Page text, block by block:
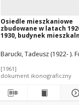
Osiedle mieszkaniowe
zbudowane w latach
1930, budynek
widok od strony ulicy,
Amsterdam, Niderlandy
Barucki, Tadeusz (1922- ).
[1961]
dokument ikonograficzny